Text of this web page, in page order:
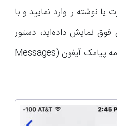
نوشته را وارد نمایید و با
نمایش داده‌اید، دستور
ارسال تصاویر گیف در برنامه پیامک آیفون (Messages